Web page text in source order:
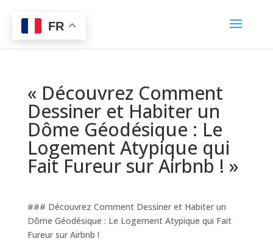
« Découvrez Comment
Dessiner et Habiter un
Dôme Géodésique : Le
Logement Atypique qui
Fait Fureur sur Airbnb ! »
### Découvrez Comment Dessiner et Habiter un
Dôme Géodésique : Le Logement Atypique qui Fait
Fureur sur Airbnb !
FR